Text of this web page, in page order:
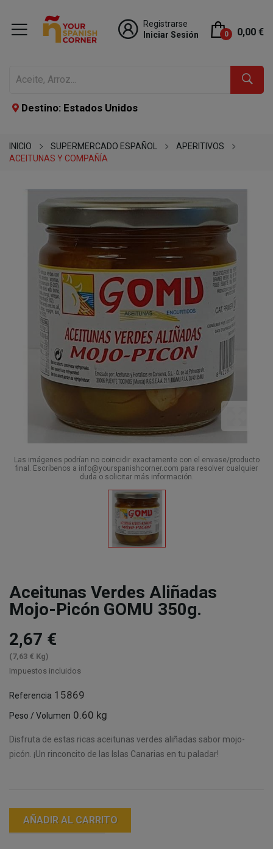
Registrarse
Iniciar Sesión
0 0,00 €
Destino: Estados Unidos
INICIO SUPERMERCADO ESPAÑOL
APERITIVOS
ACEITUNAS Y COMPAÑÍA
Las imágenes podrían no coincidir exactamente con el envase/producto
final. Escríbenos a info@yourspanishcorner.com para resolver cualquier
duda o solicitar más información.
Aceitunas Verdes Aliñadas
Mojo-Picón GOMU 350g.
2,67 €
(7,63 € Kg)
Impuestos incluidos
Referencia 15869
Peso / Volumen 0.60 kg
Disfruta de estas ricas aceitunas verdes aliñadas sabor mojo-
picón. ¡Un rinconcito de las Islas Canarias en tu paladar!
AÑADIR AL CARRITO